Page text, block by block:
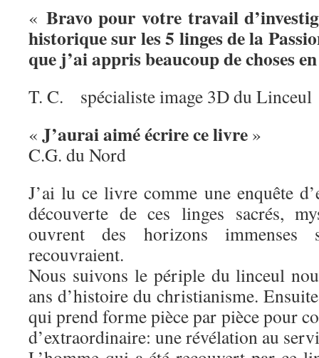
« Bravo pour votre travail
historique sur les 5 linges de la
que j’ai appris beaucoup de choses
T. C. spécialiste image 3D du Linceul
« J’aurai aimé écrire ce livre »
C.G. du Nord
J’ai lu ce livre comme une enquête
découverte de ces linges sacrés,
ouvrent des horizons
recouvraient.
Nous suivons le périple du linceul
ans d’histoire du christianisme.
qui prend forme pièce par pièce pour
d’extraordinaire: une révélation au